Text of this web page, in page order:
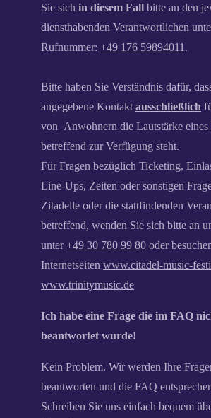
Sie sich in diesem Fall bitte an den
diensthabenden Verantwortlichen
Rufnummer: +49 176 59894011 .
Bitte haben Sie Verständnis dafür,
angegebene Kontakt ausschließlich
von Anwohnern die Lautstärke eines
betreffend zur Verfügung steht.
Für Fragen bezüglich Ticketing,
Line-Ups, Zeiten oder sonstigen
Zitadelle oder die stattfindenden
betreffend, wenden Sie sich bitte an
unter+49 30 780 99 80 oder
Internetseiten www.citadel-music-
www.trinitymusic.de
Ich habe eine Frage die im FAQ
beantwortet wurde!
Kein Problem. Wir werden Ihre
beantworten und die FAQ
Schreiben Sie uns einfach bequem